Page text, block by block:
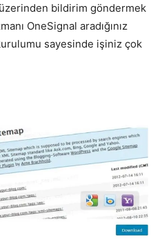
üzerinden bildirim göndermek
OneSignal aradığınız
sayesinde işiniz çok